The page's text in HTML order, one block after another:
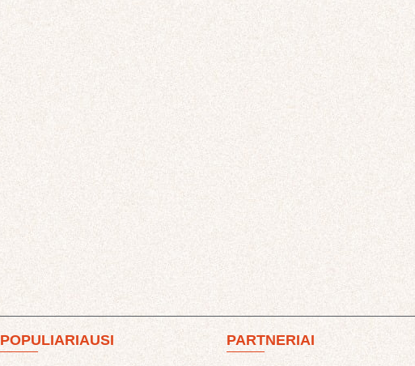
POPULIARIAUSI PARTNERIAI